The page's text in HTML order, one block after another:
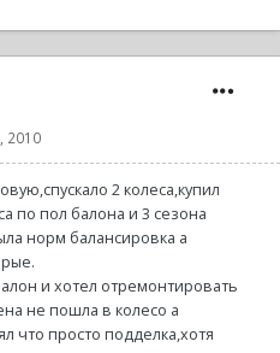
2010
2 колеса,купил
по пол балона и 3 сезона
норм балансировка а
и хотел отремонтировать
не пошла в колесо а
что просто подделка,хотя